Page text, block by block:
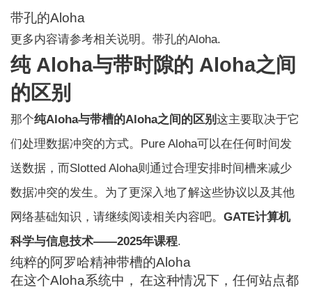
带孔的Aloha
更多内容请参考相关说明。带孔的Aloha.
纯 Aloha与带时隙的 Aloha之间
的区别
那个纯Aloha与带槽的Aloha之间的区别这主要取决于它
们处理数据冲突的方式。Pure Aloha可以在任何时间发
送数据，而Slotted Aloha则通过合理安排时间槽来减少
数据冲突的发生。为了更深入地了解这些协议以及其他
网络基础知识，请继续阅读相关内容吧。GATE计算机
科学与信息技术——2025年课程.
纯粹的阿罗哈精神带槽的Aloha
在这个Aloha系统中， 在这种情况下，任何站点都